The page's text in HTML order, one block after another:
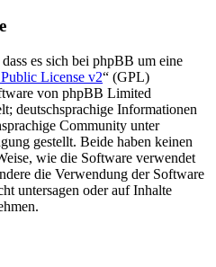
es sich bei phpBB um eine
License v2“ (GPL)
von phpBB Limited
deutschsprachige Informationen
Community unter
gestellt. Beide haben keinen
wie die Software verwendet
die Verwendung der Software
untersagen oder auf Inhalte